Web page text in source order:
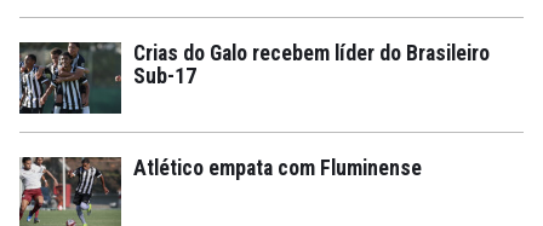
Crias do Galo recebem líder do Brasileiro
Sub-17
Atlético empata com Fluminense